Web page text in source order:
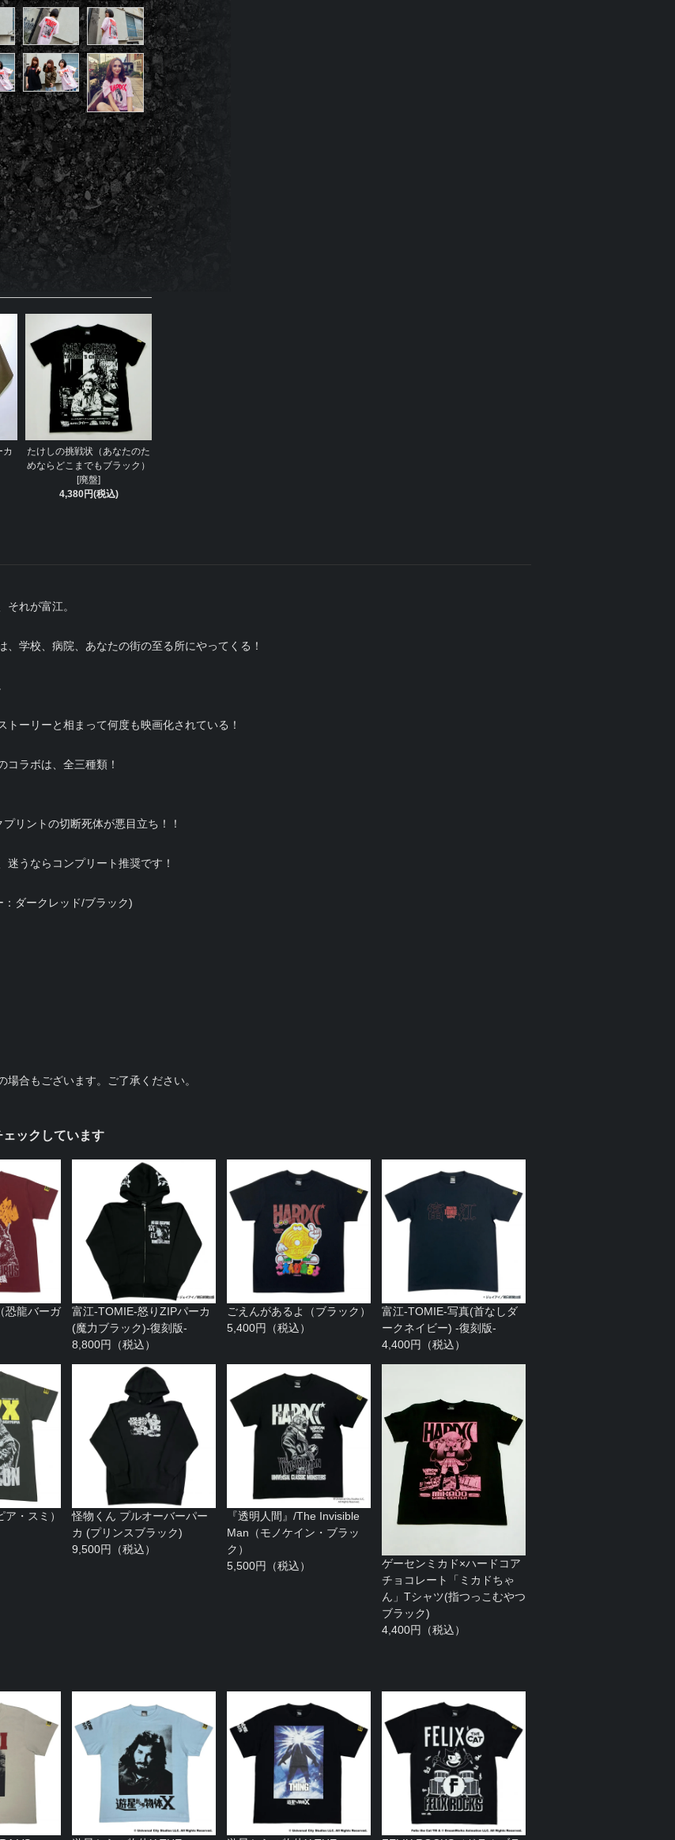
カ
たけしの挑戦状（あなたのた
めならどこまでもブラック）
[廃盤]
4,380円(税込)
れが富江。
学校、病院、あなたの街の至る所にやってくる！
ーリーと相まって何度も映画化されている！
コラボは、全三種類！
リントの切断死体が悪目立ち！！
うならコンプリート推奨です！
ダークレッド/ブラック)
合もございます。ご了承ください。
ックしています
恐龍バーガ
富江-TOMIE-怒りZIPパーカ
(魔力ブラック)-復刻版-
8,800円（税込）
ごえんがあるよ（ブラック）
5,400円（税込）
富江-TOMIE-写真(首なしダ
ークネイビー) -復刻版-
4,400円（税込）
・スミ）
怪物くん プルオーバーパー
カ (プリンスブラック)
9,500円（税込）
『透明人間』/The Invisible
Man（モノケイン・ブラッ
ク）
5,500円（税込）
ゲーセンミカド×ハードコア
チョコレート「ミカドちゃ
ん」Tシャツ(指つっこむやつ
ブラック)
4,400円（税込）